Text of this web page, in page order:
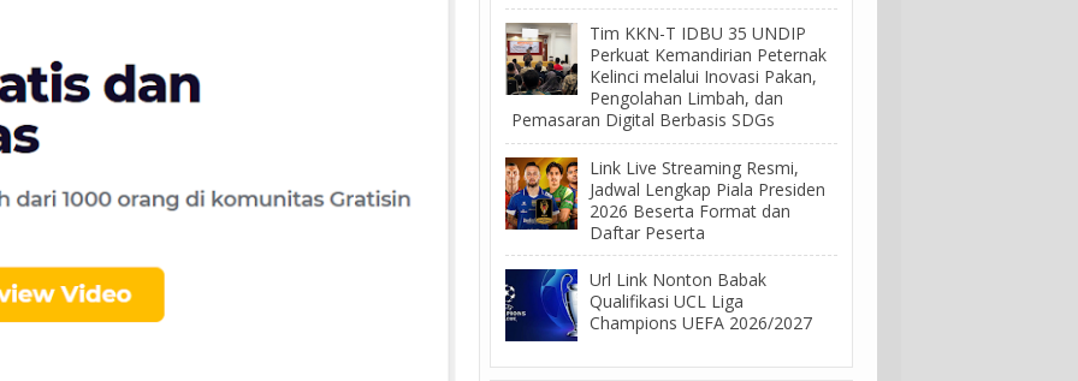
Tim KKN-T IDBU 35 UNDIP
Perkuat Kemandirian Peternak
Kelinci melalui Inovasi Pakan,
Pengolahan Limbah, dan
Pemasaran Digital Berbasis SDGs
Link Live Streaming Resmi,
Jadwal Lengkap Piala Presiden
2026 Beserta Format dan
Daftar Peserta
Url Link Nonton Babak
Qualifikasi UCL Liga
Champions UEFA 2026/2027